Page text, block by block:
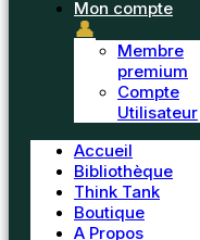
Mon compte
👤
Membre
premium
Compte
Utilisateur
Accueil
Bibliothèque
Think Tank
Boutique
A Propos